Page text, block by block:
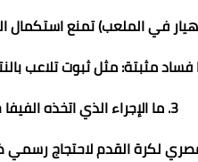
في الملعب) تمنع استكمال
فساد مثبتة: مثل ثبوت تلاعب
​3. ما الإجراء الذي اتخذه الفيفا حالياً؟
لكرة القدم لاحتجاج رسمي